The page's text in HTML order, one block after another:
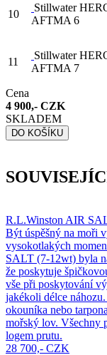
10
Stillwater
AFTMA 6
11
Stillwater
AFTMA 7
Cena
4 900,- CZK
SKLADEM
DO KOŠÍKU
R.L.Winston AIR
Být úspěšný na moři
vysokotlakých
SALT (7-12wt) byla
že poskytuje
vše při poskytování
jakékoli délce
okouníka nebo
mořský lov. Všechny
logem prutu.
28 700,- CZK